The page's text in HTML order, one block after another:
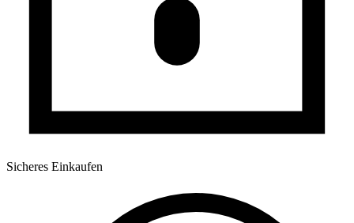
Sicheres Einkaufen